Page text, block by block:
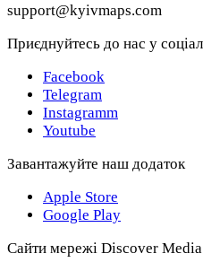
support@kyivmaps.com
Приєднуйтесь до нас у
Facebook
Telegram
Instagramm
Youtube
Завантажуйте наш додаток
Apple Store
Google Play
Сайти мережі Discover